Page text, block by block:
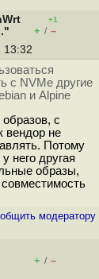
+1
+ / –
13:32
с NVMe другие
и Alpine
с
вендор не
Потому
него другая
образы,
модератору
+ / –